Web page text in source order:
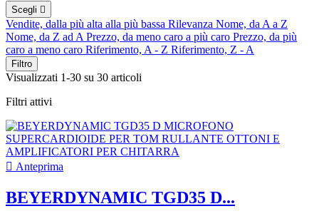
Scegli 
Vendite, dalla più alta alla più bassa Rilevanza Nome, da A a Z
Nome, da Z ad APrezzo, da meno caro a più caro Prezzo, da più
caro a meno caro Riferimento, A - Z Riferimento, Z - A
Filtro
Visualizzati 1-30 su 30 articoli
Filtri attivi
 Anteprima
BEYERDYNAMIC TGD35 D...